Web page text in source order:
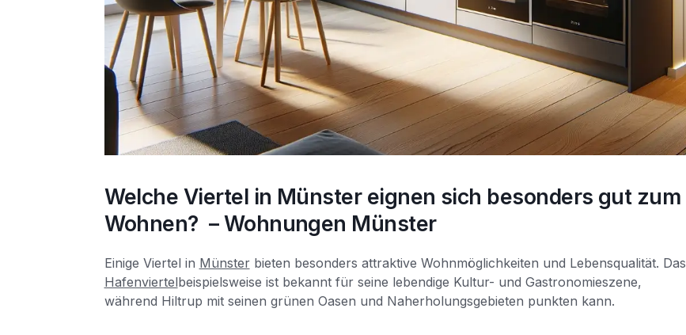
Welche Viertel in Münster eignen sich besonders gut zum
Wohnen? – Wohnungen Münster
Einige Viertel in Münsterbieten besonders attraktive Wohnmöglichkeiten und Lebensqualität. Das
Hafenviertelbeispielsweise ist bekannt für seine lebendige Kultur- und Gastronomieszene,
während Hiltrup mit seinen grünen Oasen und Naherholungsgebieten punkten kann.